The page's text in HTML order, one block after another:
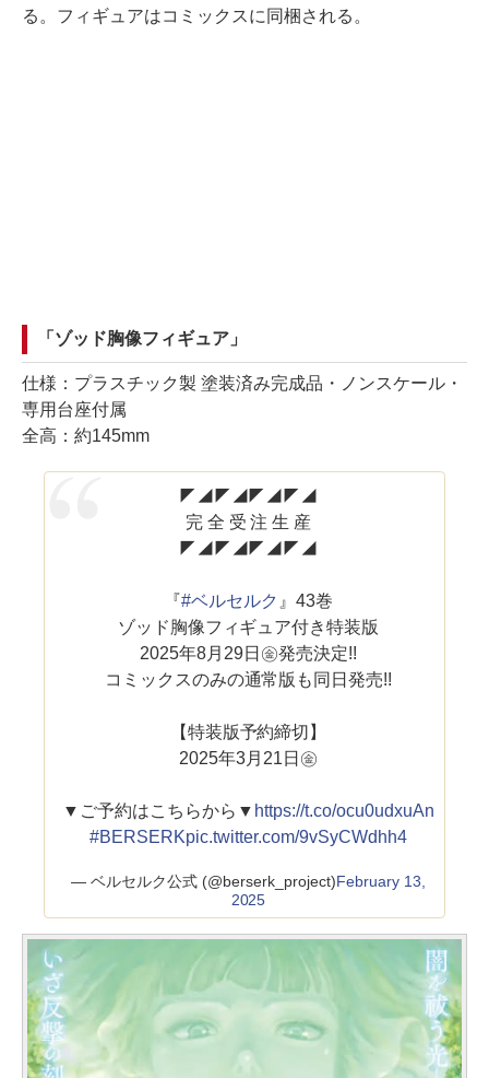
る。フィギュアはコミックスに同梱される。
「ゾッド胸像フィギュア」
仕様：プラスチック製 塗装済み完成品・ノンスケール・
専用台座付属
全高：約145mm
◤◢◤◢◤◢◤◢
完 全 受 注 生 産
◤◢◤◢◤◢◤◢
『#ベルセルク 』43巻
ゾッド胸像フィギュア付き特装版
2025年8月29日㊎発売決定!!
コミックスのみの通常版も同日発売!!
【特装版予約締切】
2025年3月21日㊎
▼ご予約はこちらから▼ https://t.co/ocu0udxuAn
#BERSERKpic.twitter.com/9vSyCWdhh4
— ベルセルク公式 (@berserk_project)February 13,
2025